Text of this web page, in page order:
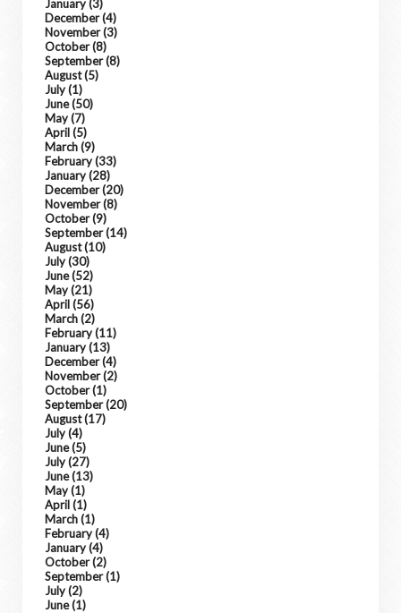
January(3)
December(4)
November(3)
October(8)
September(8)
August(5)
July(1)
June(50)
May(7)
April(5)
March(9)
February(33)
January(28)
December(20)
November(8)
October(9)
September(14)
August(10)
July(30)
June(52)
May(21)
April(56)
March(2)
February(11)
January(13)
December(4)
November(2)
October(1)
September(20)
August(17)
July(4)
June(5)
July(27)
June(13)
May(1)
April(1)
March(1)
February(4)
January(4)
October(2)
September(1)
July(2)
June(1)